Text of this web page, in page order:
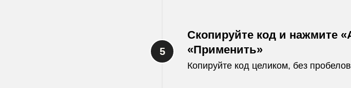
Скопируйте код и нажмите
«Применить»
Копируйте код целиком, без